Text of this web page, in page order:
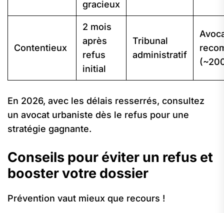
gracieux
Contentieux
2 mois
après
refus
initial
Tribunal
administratif
En 2026, avec les délais resserrés, consultez
un avocat urbaniste dès le refus pour une
stratégie gagnante.
Conseils pour éviter un refus et
booster votre dossier
Prévention vaut mieux que recours !